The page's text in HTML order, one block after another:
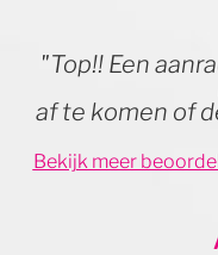
"Top!! Een
af te komen of
Bekijk meer